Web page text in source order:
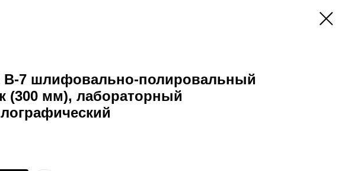
В-7 шлифовально-полировальный
(300 мм), лабораторный